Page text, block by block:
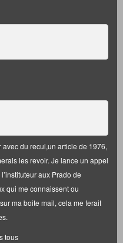
du recul,un article de 1976,
les revoir. Je lance un appel
aux Prado de
qui me connaissent ou
ma boite mail, cela me ferait
tous